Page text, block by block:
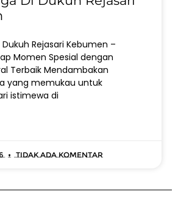
Rejasari Kebumen –
Momen Spesial dengan
Terbaik Mendambakan
yang memukau untuk
istimewa di
Tidak ada komentar